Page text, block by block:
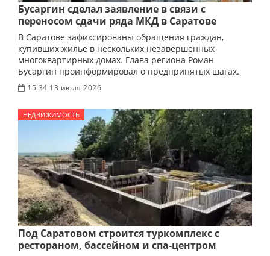
Бусаргин сделал заявление в связи с
переносом сдачи ряда МКД в Саратове
В Саратове зафиксированы обращения граждан,
купивших жилье в нескольких незавершенных
многоквартирных домах. Глава региона Роман
Бусаргин проинформировал о предпринятых шагах.
15:34 13 июля 2026
НЕДВИЖИМОСТЬ
Под Саратовом строится туркомплекс с
рестораном, бассейном и спа-центром